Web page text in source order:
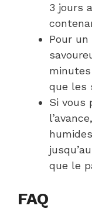
3 jours
Pour
que les
Si vous
que le
FAQ